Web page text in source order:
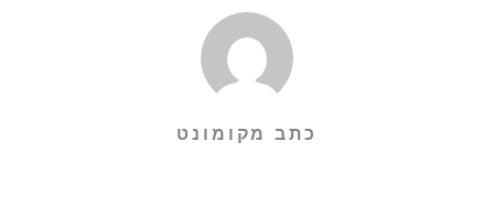
כתב מקומונט